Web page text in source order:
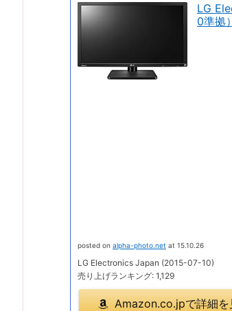
LG
0準拠
posted on alpha-photo.net at 15.10.26
LG Electronics Japan (2015-07-10)
売り上げランキング: 1,129
Amazon.co.jpで詳細を